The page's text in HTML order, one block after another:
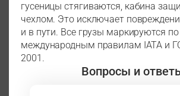
гусеницы стягиваются, кабина
чехлом. Это исключает
и в пути. Все грузы маркируются по
международным правилам IATA и
2001.
Вопросы и